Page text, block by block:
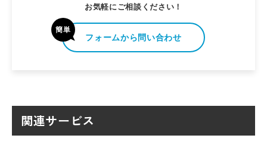
お気軽にご相談ください！
簡単
フォームから問い合わせ
関連サービス